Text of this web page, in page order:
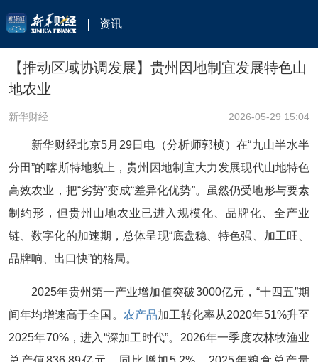
资讯
【推动区域协调发展】贵州因地制宜发展特色山
地农业
新华财经 2026-05-29 15:04
新华财经北京5月29日电（分析师郭桢）在“九山半水半
分田”的喀斯特地貌上，贵州因地制宜大力发展现代山地特色
高效农业，把“劣势”变成“差异化优势”。虽然仍受地形与要素
制约形，但贵州山地农业已进入规模化、品牌化、全产业
链、数字化的加速期，总体呈现“底盘稳、特色强、加工旺、
品牌响、出口快”的格局。
2025年贵州第一产业增加值突破3000亿元，“十四五”期
间年均增速高于全国。 农产品加工转化率从2020年51%升至
2025年70%，进入“深加工时代”。2026年一季度农林牧渔业